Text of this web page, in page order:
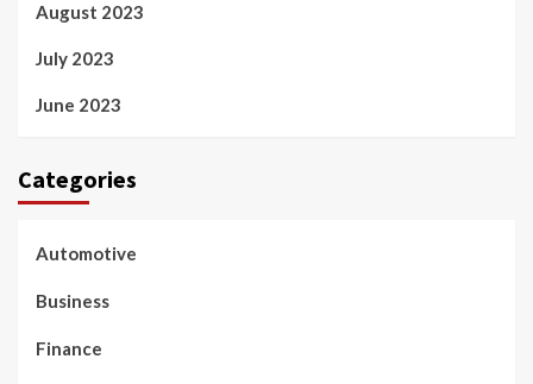
August 2023
July 2023
June 2023
Categories
Automotive
Business
Finance